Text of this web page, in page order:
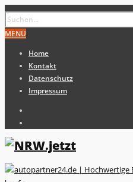
MENÜ
Home
Kontakt
Datenschutz
Impressum